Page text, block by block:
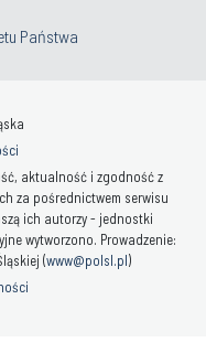
Państwa
aktualność i zgodność z
za pośrednictwem serwisu
ich autorzy - jednostki
wytworzono. Prowadzenie:
(www@polsl.pl)